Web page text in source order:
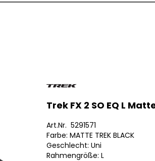
Trek FX 2 SO EQ L
Art.Nr. 5291571
Farbe: MATTE TREK BLACK
Geschlecht: Uni
Rahmengröße: L